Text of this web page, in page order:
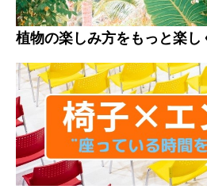
植物の楽しみ方をもっと楽し